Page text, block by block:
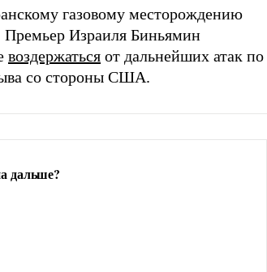
газовому месторождению
Премьер Израиля Биньямин
воздержаться от дальнейших атак по
со стороны США.
дальше?